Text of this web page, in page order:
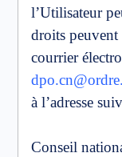
l’Utilisateur
droits peuvent
courrier
à l’adresse
Conseil